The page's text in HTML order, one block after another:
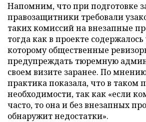
Напомним, что при подготовке
правозащитники требовали
таких комиссий на внезапные
тогда как в проекте
которому общественные
предупреждать тюремную
своем визите заранее. По
практика показала, что в таком
необходимости, так как «если
часто, то она и без внезапных
обнаружит недостатки».